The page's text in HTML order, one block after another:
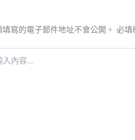
寫的電子郵件地址不會公開。 必填